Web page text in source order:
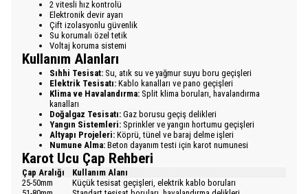
2 vitesli hız kontrolü
Elektronik devir ayarı
Çift izolasyonlu güvenlik
Su korumalı özel tetik
Voltaj koruma sistemi
Kullanım Alanları
Sıhhi Tesisat: Su, atık su ve yağmur suyu boru geçişleri
Elektrik Tesisatı: Kablo kanalları ve pano geçişleri
Klima ve Havalandırma: Split klima boruları, havalandırma
kanalları
Doğalgaz Tesisatı: Gaz borusu geçiş delikleri
Yangın Sistemleri: Sprinkler ve yangın hortumu geçişleri
Altyapı Projeleri: Köprü, tünel ve baraj delme işleri
Numune Alma: Beton dayanım testi için karot numunesi
Karot Ucu Çap Rehberi
Çap Aralığı
Kullanım Alanı
25-50mm
Küçük tesisat geçişleri, elektrik kablo boruları